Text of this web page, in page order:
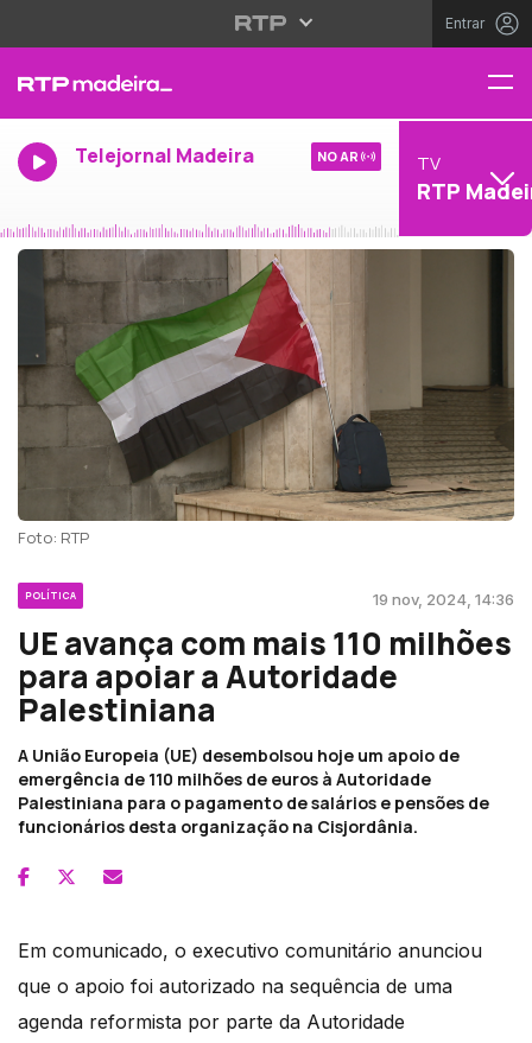
Entrar
Telejornal Madeira NO AR TV
RTP
Foto: RTP
POLÍTICA 19 nov, 2024, 14:36
UE avança com mais 110 milhões
para apoiar a Autoridade
Palestiniana
A União Europeia (UE) desembolsou hoje um apoio de
emergência de 110 milhões de euros à Autoridade
Palestiniana para o pagamento de salários e pensões de
funcionários desta organização na Cisjordânia.
Em comunicado, o executivo comunitário anunciou
que o apoio foi autorizado na sequência de uma
agenda reformista por parte da Autoridade